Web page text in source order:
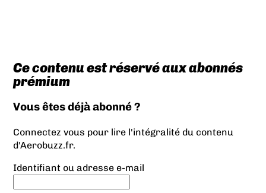
Ce contenu est réservé aux abonnés
prémium
Vous êtes déjà abonné ?
Connectez vous pour lire l'intégralité du contenu
d'Aerobuzz.fr.
Identifiant ou adresse e-mail